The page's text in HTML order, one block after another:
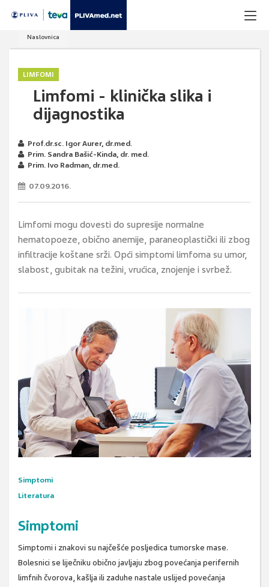
Naslovnica
LIMFOMI
Limfomi - klinička slika i
dijagnostika
Prof.dr.sc. Igor Aurer, dr.med.
Prim. Sandra Bašić-Kinda, dr. med.
Prim. Ivo Radman, dr.med.
07.09.2016.
Limfomi mogu dovesti do supresije normalne
hematopoeze, obično anemije, paraneoplastički ili zbog
infiltracije koštane srži. Opći simptomi limfoma su umor,
slabost, gubitak na težini, vrućica, znojenje i svrbež.
Simptomi
Literatura
Simptomi
Simptomi i znakovi su najčešće posljedica tumorske mase.
Bolesnici se liječniku obično javljaju zbog povećanja perifernih
limfnih čvorova, kašlja ili zaduhe nastale uslijed povećanja